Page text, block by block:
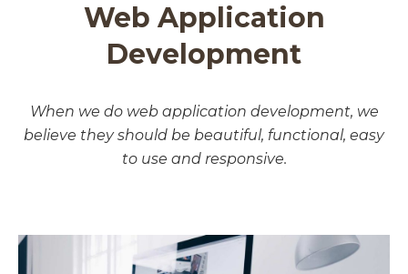
Web Application
Development
When we do web application development, we
believe they should be beautiful, functional, easy
to use and responsive.